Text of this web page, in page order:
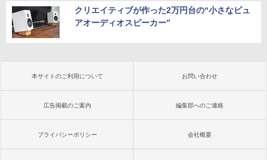
クリエイティブが作った2万円台の“小さなピュ
アオーディオスピーカー”
本サイトのご利用について お問い合わせ
広告掲載のご案内 編集部へのご連絡
プライバシーポリシー 会社概要